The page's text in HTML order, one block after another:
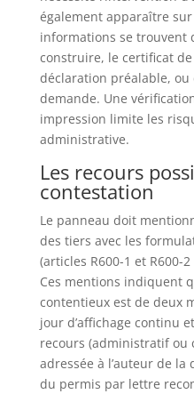
également apparaître
informations se trouvent
construire, le certificat
déclaration préalable, ou
demande. Une
impression limite les
administrative.
Les recours
contestation
Le panneau doit
des tiers avec les
(articles R600-1 et R600-
Ces mentions indiquent
contentieux est de deux
jour d’affichage continu
recours (administratif ou
adressée à l’auteur de
du permis par lettre